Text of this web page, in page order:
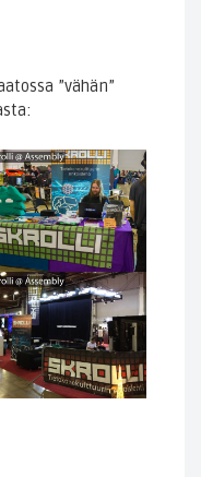
”vähän”